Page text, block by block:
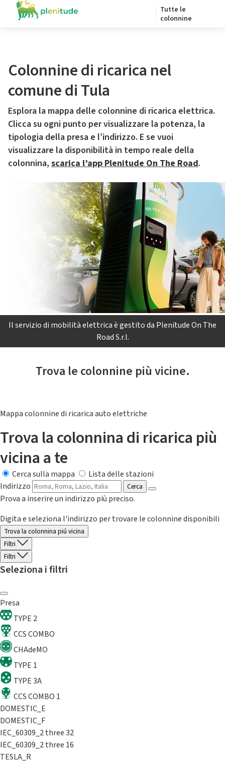
Tutte le
colonnine
Colonnine di ricarica nel
comune di Tula
Esplora la mappa delle colonnine di ricarica elettrica.
Clicca su ogni punto per visualizzare la potenza, la
tipologia della presa e l’indirizzo. E se vuoi
visualizzare la disponibilità in tempo reale della
colonnina, scarica l’app Plenitude On The Road.
Il servizio di mobilità elettrica è gestito da Plenitude On The
Road S.r.l.
Trova le colonnine più vicine.
Mappa colonnine di ricarica auto elettriche
Trova la colonnina di ricarica più
vicina a te
Cerca sulla mappa
Lista delle stazioni
Indirizzo
Cerca
Prova a inserire un indirizzo più preciso.
Digita e seleziona l'indirizzo per trovare le colonnine disponibili
Trova la colonnina piú vicina
Filtri
Filtri
Seleziona i filtri
Presa
TYPE 2
CCS COMBO
CHAdeMO
TYPE 1
TYPE 3A
CCS COMBO 1
DOMESTIC_E
DOMESTIC_F
IEC_60309_2 three 32
IEC_60309_2 three 16
TESLA_R